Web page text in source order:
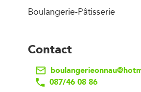
Boulangerie-Pâtisserie
Contact
087/46 08 86